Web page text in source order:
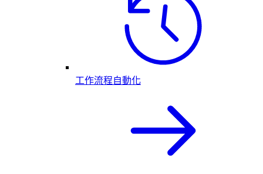
工作流程自動化